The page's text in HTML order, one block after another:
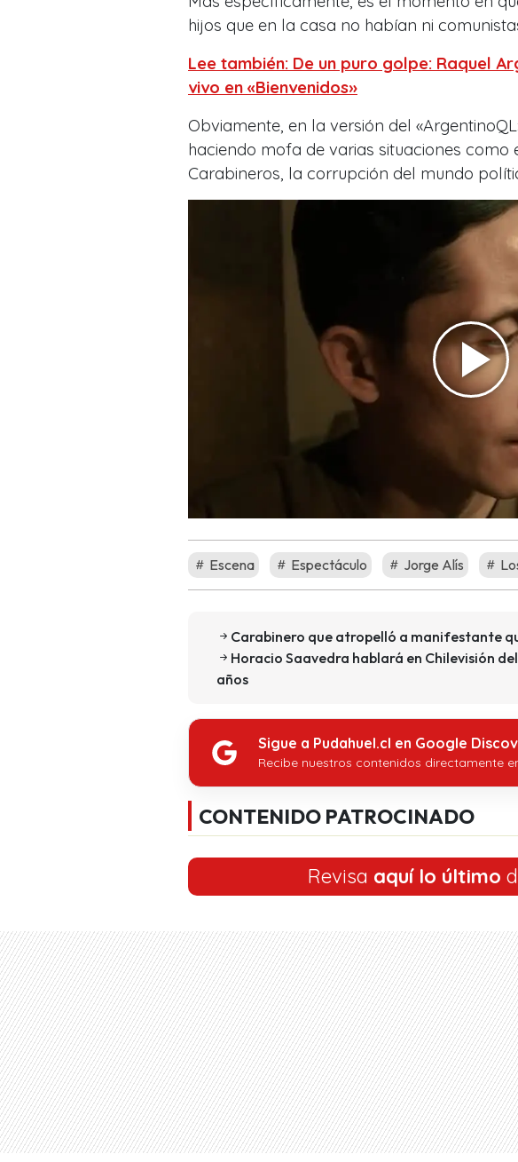
hijos que en la casa no habían ni
Lee también: De un puro golpe: Raquel
vivo en «Bienvenidos»
Obviamente, en la versión del
haciendo mofa de varias situaciones como
Carabineros, la corrupción del mundo
Escena Espectáculo Jorge Alís
Carabinero que atropelló a manifestante
Horacio Saavedra hablará en Chilevisión
años
Sigue a Pudahuel.cl en Google
Recibe nuestros contenidos directamente
CONTENIDO PATROCINADO
Revisa aquí lo último